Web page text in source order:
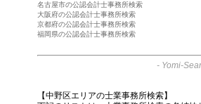
名古屋市の公認会計士事務所検索
大阪府の公認会計士事務所検索
京都府の公認会計士事務所検索
福岡県の公認会計士事務所検索
- Yomi-
【中野区エリアの士業事務所検索】